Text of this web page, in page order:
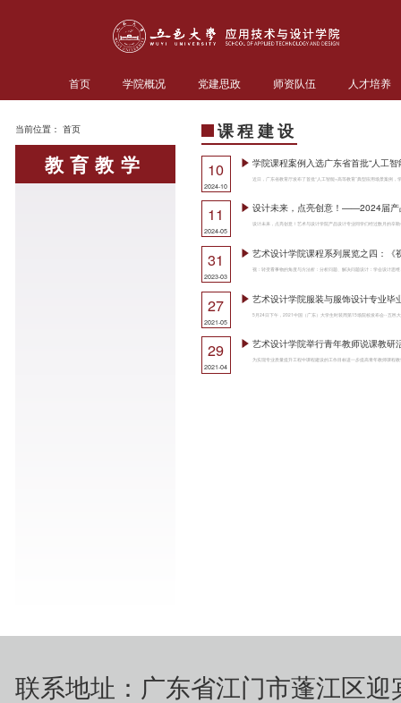
首页 学院概况 党建思政 师资队伍 人才培养
当前位置： 首页
教育教学
课程建设
10
2024-10
学院课程案例入选广东省首批“人工
11
2024-05
设计未来，点亮创意！——2024届产
31
2023-03
艺术设计学院课程系列展览之四：《
27
2021-05
艺术设计学院服装与服饰设计专业毕
29
2021-04
艺术设计学院举行青年教师说课教研
联系地址：广东省江门市蓬江区迎